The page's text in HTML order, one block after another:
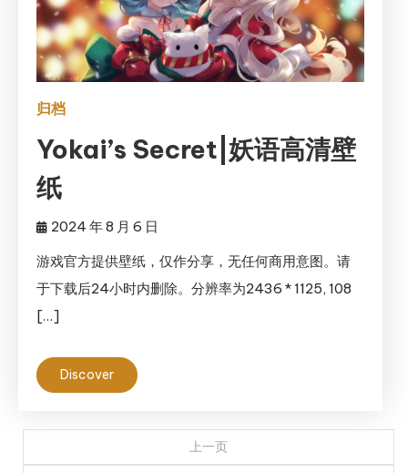
归档
Yokai’s Secret|妖语高清壁
纸
2024 年 8 月 6 日
游戏官方提供壁纸，仅作分享，无任何商用意图。请
于下载后24小时内删除。分辨率为2436 * 1125, 108
[…]
Discover
上一页